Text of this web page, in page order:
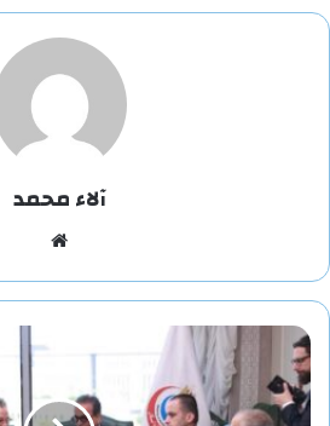
آلاء محمد